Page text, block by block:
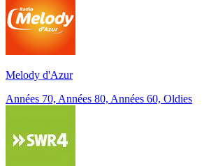
Melody d'Azur
Années 70, Années 80, Années 60, Oldies